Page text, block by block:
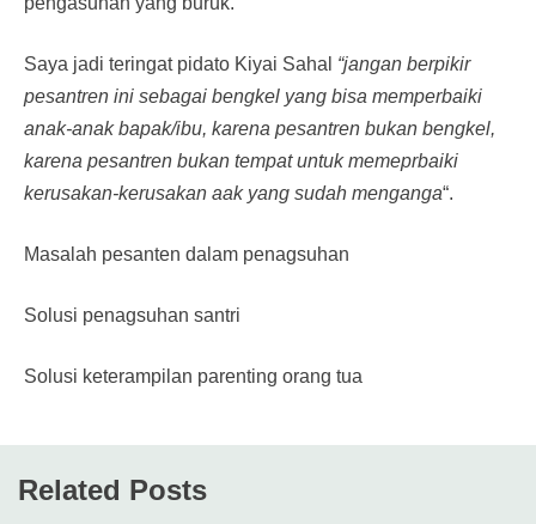
Saya jadi teringat pidato Kiyai Sahal “jangan berpikir
pesantren ini sebagai bengkel yang bisa memperbaiki
anak-anak bapak/ibu, karena pesantren bukan bengkel,
karena pesantren bukan tempat untuk memeprbaiki
kerusakan-kerusakan aak yang sudah menganga“.
Masalah pesanten dalam penagsuhan
Solusi penagsuhan santri
Solusi keterampilan parenting orang tua
Related Posts